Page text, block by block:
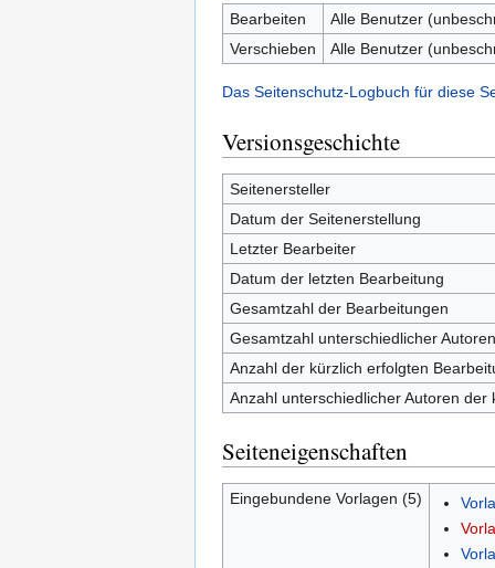
Bearbeiten
Alle Benutzer
Verschieben
Alle Benutzer
Das Seitenschutz-Logbuch für diese
Versionsgeschichte
Seitenersteller
Datum der Seitenerstellung
Letzter Bearbeiter
Datum der letzten Bearbeitung
Gesamtzahl der Bearbeitungen
Gesamtzahl unterschiedlicher Autoren
Anzahl der kürzlich erfolgten
Anzahl unterschiedlicher Autoren
Seiteneigenschaften
Eingebundene Vorlagen (5)